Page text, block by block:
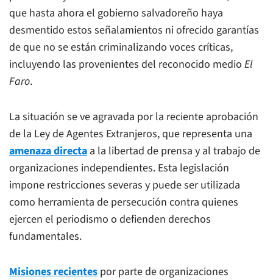
que hasta ahora el gobierno salvadoreño haya
desmentido estos señalamientos ni ofrecido garantías
de que no se están criminalizando voces críticas,
incluyendo las provenientes del reconocido medio El
Faro.
La situación se ve agravada por la reciente aprobación
de la Ley de Agentes Extranjeros, que representa una
amenaza directa a la libertad de prensa y al trabajo de
organizaciones independientes. Esta legislación
impone restricciones severas y puede ser utilizada
como herramienta de persecución contra quienes
ejercen el periodismo o defienden derechos
fundamentales.
Misiones recientes por parte de organizaciones